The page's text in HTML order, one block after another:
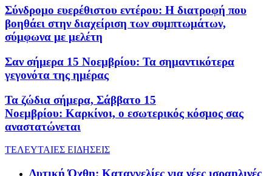
Σύνδρομο ευερέθιστου εντέρου: Η διατροφή που
βοηθάει στην διαχείριση των συμπτωμάτων,
σύμφωνα με μελέτη
Σαν σήμερα 15 Νοεμβρίου: Τα σημαντικότερα
γεγονότα της ημέρας
Τα ζώδια σήμερα, Σάββατο 15
Νοεμβρίου: Καρκίνοι, ο εσωτερικός κόσμος σας
αναστατώνεται
ΤΕΛΕΥΤΑΙΕΣ ΕΙΔΗΣΕΙΣ
Δυτική Όχθη: Καταγγελίες για νέες ισραηλινές